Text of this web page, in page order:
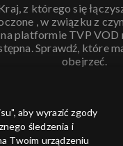
z którego się
, w związku z
na platformie TVP VOD
Sprawdź, które
obejrzeć.
ANULUJ
aby wyrazić zgody
śledzenia i
Twoim urządzeniu